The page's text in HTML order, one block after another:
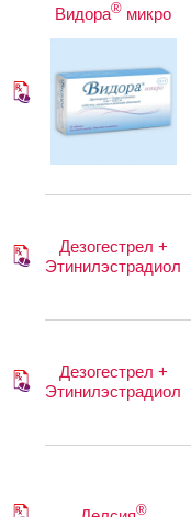
Видора® микро
Дезогестрел +
Этинилэстрадиол
Дезогестрел +
Этинилэстрадиол
®